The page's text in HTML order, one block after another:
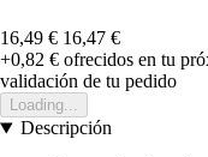
16,49 € 16,47 €
+0,82 € ofrecidos en tu
validación de tu pedido
Loading...
Descripción